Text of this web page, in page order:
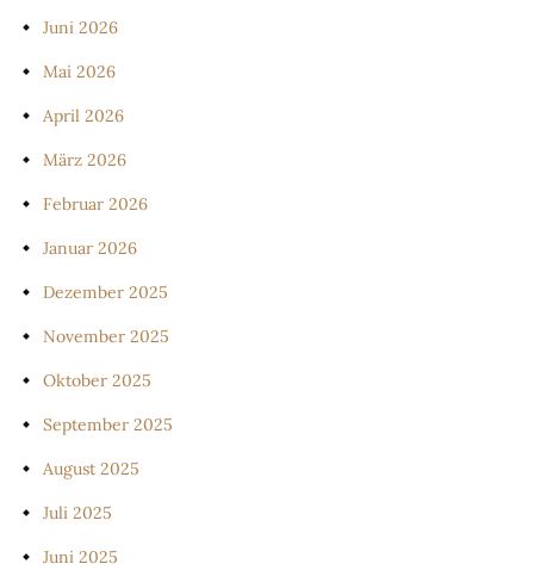
Juni 2026
Mai 2026
April 2026
März 2026
Februar 2026
Januar 2026
Dezember 2025
November 2025
Oktober 2025
September 2025
August 2025
Juli 2025
Juni 2025